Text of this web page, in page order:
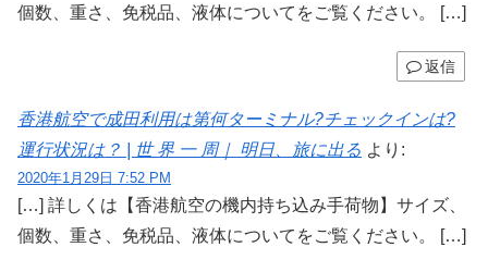
個数、重さ、免税品、液体についてをご覧ください。 […]
返信
香港航空で成田利用は第何ターミナル?チェックインは?
運行状況は？ | 世 界 一 周｜ 明日、旅に出る より:
2020年1月29日 7:52 PM
[…] 詳しくは【香港航空の機内持ち込み手荷物】サイズ、
個数、重さ、免税品、液体についてをご覧ください。 […]